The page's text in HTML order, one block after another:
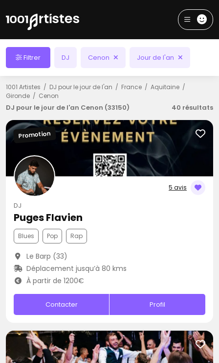
Filtrer DJ Cenon Jour de l'an
1001 Artistes DJ pour le jour de l'an France
Aquitaine
Gironde
Cenon
DJ pour le jour de l'an Cenon (33150) 40 résultats
5 avis
Promotion
DJ
Puges Flavien
Blues Pop Rap
Le Barp (33)
Déplacement jusqu’à 80 kms
À partir de 1200€
Contacter Profil